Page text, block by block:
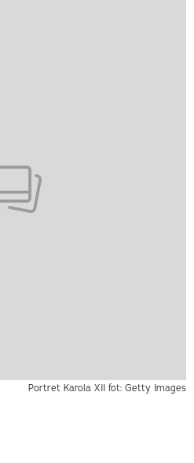
Portret Karola XII fot: Getty Images